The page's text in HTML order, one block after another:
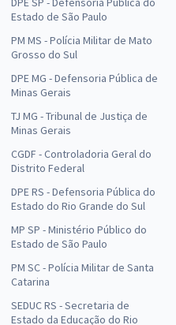
Estado de São Paulo
PM MS - Polícia Militar de Mato
Grosso do Sul
DPE MG - Defensoria Pública de
Minas Gerais
TJ MG - Tribunal de Justiça de
Minas Gerais
CGDF - Controladoria Geral do
Distrito Federal
DPE RS - Defensoria Pública do
Estado do Rio Grande do Sul
MP SP - Ministério Público do
Estado de São Paulo
PM SC - Polícia Militar de Santa
Catarina
SEDUC RS - Secretaria de
Estado da Educação do Rio